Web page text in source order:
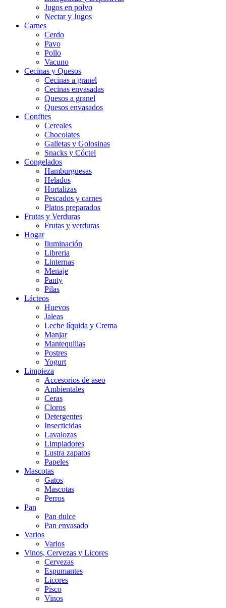
Jugos en polvo
Nectar y Jugos
Carnes
Cerdo
Pavo
Pollo
Vacuno
Cecinas y Quesos
Cecinas a granel
Cecinas envasadas
Quesos a granel
Quesos envasados
Confites
Cereales
Chocolates
Galletas y Golosinas
Snacks y Cóctel
Congelados
Hamburguesas
Helados
Hortalizas
Pescados y carnes
Platos preparados
Frutas y Verduras
Frutas y verduras
Hogar
Iluminación
Libreria
Linternas
Menaje
Panty
Pilas
Lácteos
Huevos
Jaleas
Leche líquida y Crema
Manjar
Mantequillas
Postres
Yogurt
Limpieza
Accesorios de aseo
Ambientales
Ceras
Cloros
Detergentes
Insecticidas
Lavalozas
Limpiadores
Lustra zapatos
Papeles
Mascotas
Gatos
Mascotas
Perros
Pan
Pan dulce
Pan envasado
Varios
Varios
Vinos, Cervezas y Licores
Cervezas
Espumantes
Licores
Pisco
Vinos